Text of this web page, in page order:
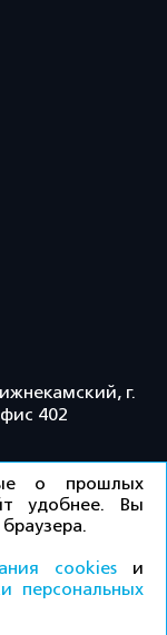
г.
402
права
о прошлых
удобнее. Вы
cookies и
персональных